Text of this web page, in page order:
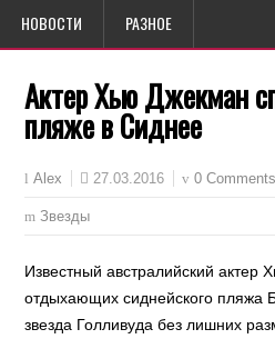
НОВОСТИ РАЗНОЕ
Актер Хью Джекман
пляже в Сиднее
Alex 27.03.2016 0 Comments
Звезды
Известный австралийский
отдыхающих сиднейского пляжа
звезда Голливуда без лишних